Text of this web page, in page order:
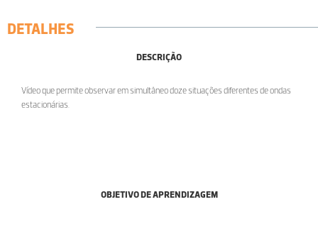
DETALHES
DESCRIÇÃO
Vídeo que permite observar em simultâneo doze situações diferentes de ondas
estacionárias.
OBJETIVO DE APRENDIZAGEM